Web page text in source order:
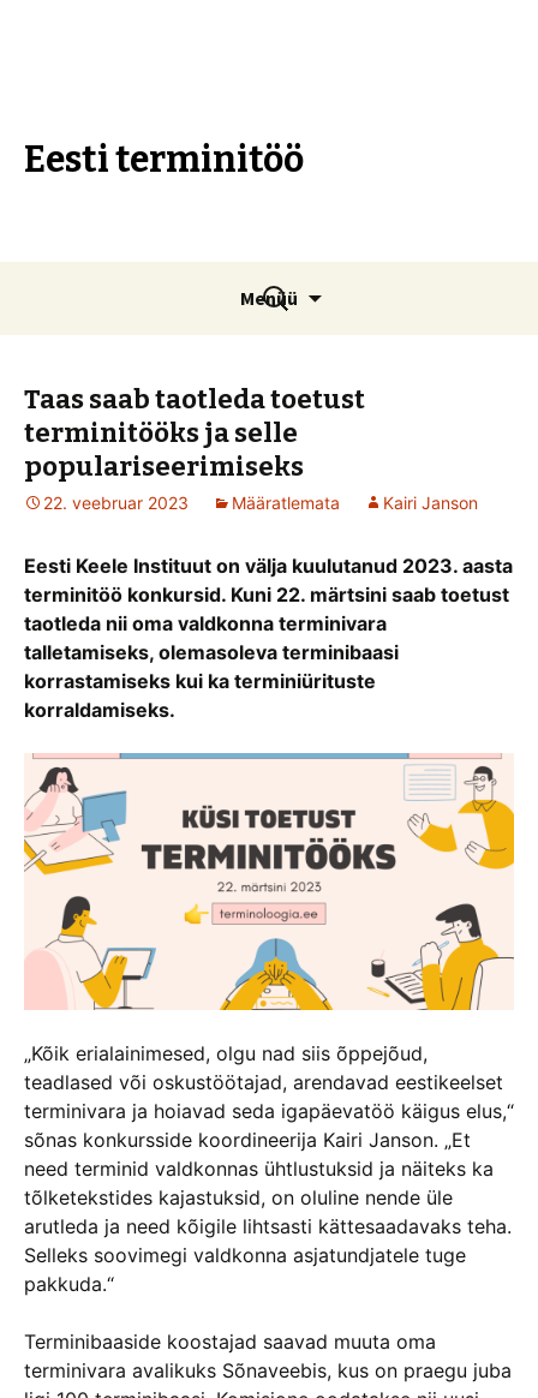
Eesti terminitöö
Menüü
juurde
Otsi:
Taas saab taotleda toetust
terminitööks ja selle
populariseerimiseks
22. veebruar 2023 Määratlemata Kairi Janson
Eesti Keele Instituut on välja kuulutanud 2023. aasta
terminitöö konkursid. Kuni 22. märtsini saab toetust
taotleda nii oma valdkonna terminivara
talletamiseks, olemasoleva terminibaasi
korrastamiseks kui ka terminiürituste
korraldamiseks.
„Kõik erialainimesed, olgu nad siis õppejõud,
teadlased või oskustöötajad, arendavad eestikeelset
terminivara ja hoiavad seda igapäevatöö käigus elus,“
sõnas konkursside koordineerija Kairi Janson. „Et
need terminid valdkonnas ühtlustuksid ja näiteks ka
tõlketekstides kajastuksid, on oluline nende üle
arutleda ja need kõigile lihtsasti kättesaadavaks teha.
Selleks soovimegi valdkonna asjatundjatele tuge
pakkuda.“
Terminibaaside koostajad saavad muuta oma
terminivara avalikuks Sõnaveebis, kus on praegu juba